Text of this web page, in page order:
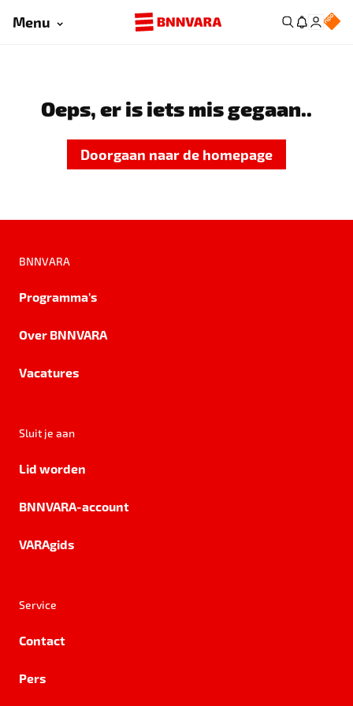
Menu
Oeps, er is iets mis gegaan..
Doorgaan naar de homepage
BNNVARA
Programma's
Over BNNVARA
Vacatures
Sluit je aan
Lid worden
BNNVARA-account
VARAgids
Service
Contact
Pers